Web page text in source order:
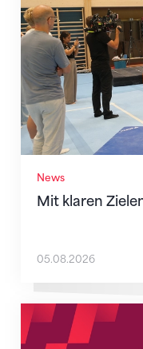
News
Mit klaren
05.08.2026
Neue